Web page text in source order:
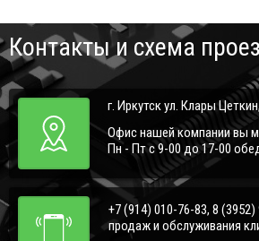
Контакты и схема
г. Иркутск ул. Клары
Офис нашей компании вы
Пн - Пт с 9-00 до 17-00
+7 (914) 010-76-83, 8
продаж и обслуживания